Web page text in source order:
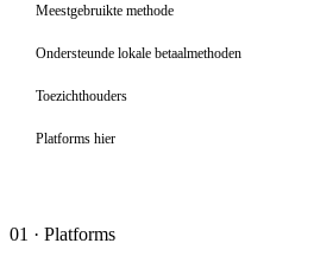
Meestgebruikte methode
Ondersteunde lokale betaalmethoden
Toezichthouders
Platforms hier
01 · Platforms